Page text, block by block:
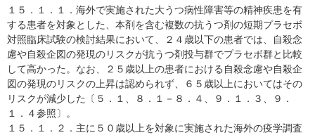
１５．１．１．海外で実施された大うつ病性障害等の精神疾患を有
する患者を対象とした、本剤を含む複数の抗うつ剤の短期プラセボ
対照臨床試験の検討結果において、２４歳以下の患者では、自殺念
慮や自殺企図の発現のリスクが抗うつ剤投与群でプラセボ群と比較
して高かった。なお、２５歳以上の患者における自殺念慮や自殺企
図の発現のリスクの上昇は認められず、６５歳以上においてはその
リスクが減少した〔５．１、８．１－８．４、９．１．３、９．
１．４参照〕。
１５．１．２．主に５０歳以上を対象に実施された海外の疫学調査